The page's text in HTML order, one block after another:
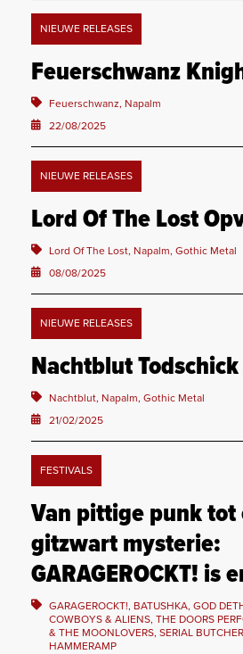
NIEUWE RELEASES
Feuerschwanz
Feuerschwanz, Napalm
22/08/2025
NIEUWE RELEASES
Lord Of The Lost
Lord Of The Lost, Napalm, Gothic Metal
08/08/2025
NIEUWE RELEASES
Nachtblut Todschick
Nachtblut, Napalm, Gothic Metal
21/02/2025
FESTIVALS
Van pittige punk tot
gitzwart mysterie:
GARAGEROCKT! is
GARAGEROCKT!, BATUSHKA, GOD
COWBOYS & ALIENS, THE DOORS
& THE MOONLOVERS, SERIAL
HAMMERAMP